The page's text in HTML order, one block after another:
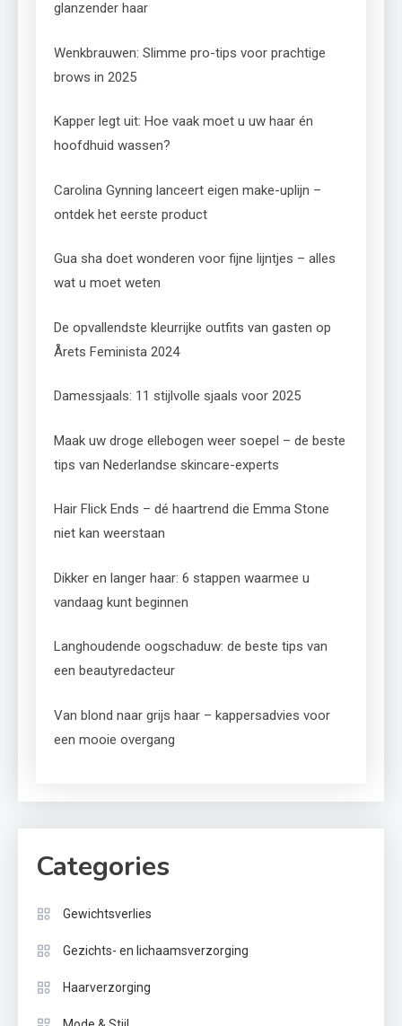
glanzender haar
Wenkbrauwen: Slimme pro-tips voor prachtige
brows in 2025
Kapper legt uit: Hoe vaak moet u uw haar én
hoofdhuid wassen?
Carolina Gynning lanceert eigen make-uplijn –
ontdek het eerste product
Gua sha doet wonderen voor fijne lijntjes – alles
wat u moet weten
De opvallendste kleurrijke outfits van gasten op
Årets Feminista 2024
Damessjaals: 11 stijlvolle sjaals voor 2025
Maak uw droge ellebogen weer soepel – de beste
tips van Nederlandse skincare-experts
Hair Flick Ends – dé haartrend die Emma Stone
niet kan weerstaan
Dikker en langer haar: 6 stappen waarmee u
vandaag kunt beginnen
Langhoudende oogschaduw: de beste tips van
een beautyredacteur
Van blond naar grijs haar – kappersadvies voor
een mooie overgang
Categories
Gewichtsverlies
Gezichts- en lichaamsverzorging
Haarverzorging